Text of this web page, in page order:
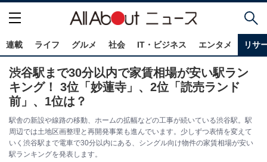
連載 ライフ グルメ 社会 IT・ビジネス エンタメ リサ
渋谷駅まで30分以内で家賃相場が安い駅ラン
キング！ 3位「妙蓮寺」、2位「読売ランド
前」、1位は？
駅舎の新設や線路の移動、ホームの拡幅などの工事が続いている渋谷駅。駅
周辺では土地区画整理と再開発事業も進んでいます。少しずつ表情を変えて
いく渋谷駅まで電車で30分以内にある、シングル向け物件の家賃相場が安い
駅ランキングを発表します。